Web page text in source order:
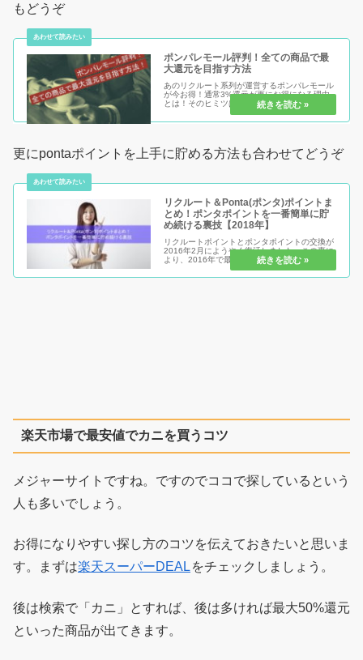
もどうぞ
ポンパレモール評判！全ての商品で最
大還元を目指す方法
あのリクルート系列が運営するポンパレモール
が今お得！通常3%還元が更にお得になる理由
とは！そのヒミツは続きをどうぞもちろん、誰
でも確実にしかも簡単な方法ですので、要チェ
ックです。
更にpontaポイントを上手に貯める方法も合わせてどうぞ
リクルート＆Ponta(ポンタ)ポイントま
とめ！ポンタポイントを一番簡単に貯
め続ける裏技【2018年】
リクルートポイントとポンタポイントの交換が
2016年2月にようやく復活しました。この事に
より、2016年で最も簡単にポンタポイントを
誰でも貯め続ける方法が復活したと言っても良
いでしょう。その方法を現在大公開中ですの
楽天市場で最安値でカニを買うコツ
メジャーサイトですね。ですのでココで探しているという
人も多いでしょう。
お得になりやすい探し方のコツを伝えておきたいと思いま
す。まずは楽天スーパーDEAL をチェックしましょう。
後は検索で「カニ」とすれば、後は多ければ最大50%還元
といった商品が出てきます。